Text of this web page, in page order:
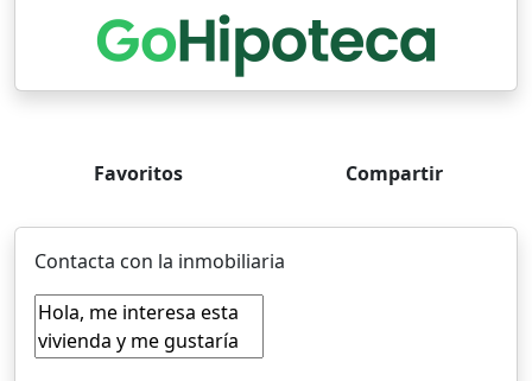
Favoritos Compartir
Contacta con la inmobiliaria